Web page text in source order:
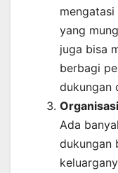
yang
juga bisa
berbagi
dukungan
Ada
dukungan